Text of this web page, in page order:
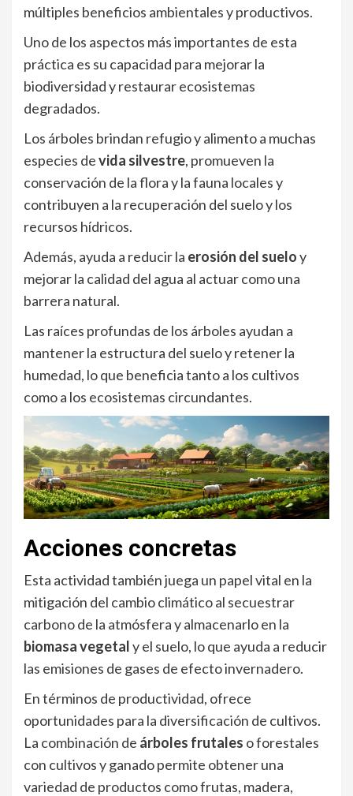
múltiples beneficios ambientales y productivos.
Uno de los aspectos más importantes de esta
práctica es su capacidad para mejorar la
biodiversidad y restaurar ecosistemas
degradados.
Los árboles brindan refugio y alimento a muchas
especies devida silvestre, promueven la
conservación de la flora y la fauna locales y
contribuyen a la recuperación del suelo y los
recursos hídricos.
Además, ayuda a reducir la erosión del sueloy
mejorar la calidad del agua al actuar como una
barrera natural.
Las raíces profundas de los árboles ayudan a
mantener la estructura del suelo y retener la
humedad, lo que beneficia tanto a los cultivos
como a los ecosistemas circundantes.
Acciones concretas
Esta actividad también juega un papel vital en la
mitigación del cambio climático al secuestrar
carbono de la atmósfera y almacenarlo en la
biomasa vegetaly el suelo, lo que ayuda a reducir
las emisiones de gases de efecto invernadero.
En términos de productividad, ofrece
oportunidades para la diversificación de cultivos.
La combinación de árboles frutales o forestales
con cultivos y ganado permite obtener una
variedad de productos como frutas, madera,